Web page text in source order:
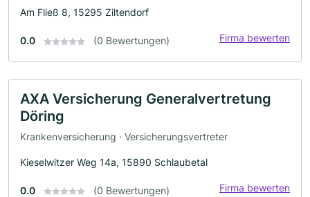
Am Fließ 8, 15295 Ziltendorf
0.0 (0 Bewertungen) Firma bewerten
AXA Versicherung Generalvertretung
Döring
Krankenversicherung · Versicherungsvertreter
Kieselwitzer Weg 14a, 15890 Schlaubetal
0.0 (0 Bewertungen) Firma bewerten